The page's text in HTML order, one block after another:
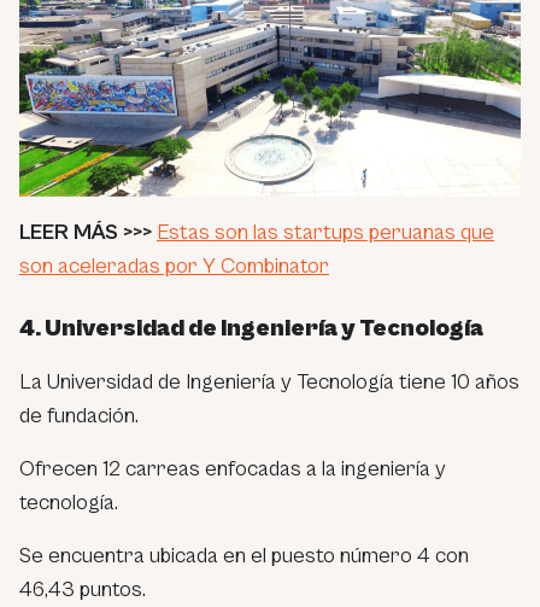
LEER MÁS >>> Estas son las startups peruanas que
son aceleradas por Y Combinator
4. Universidad de Ingeniería y Tecnología
La Universidad de Ingeniería y Tecnología tiene 10 años
de fundación.
Ofrecen 12 carreas enfocadas a la ingeniería y
tecnología.
Se encuentra ubicada en el puesto número 4 con
46,43 puntos.